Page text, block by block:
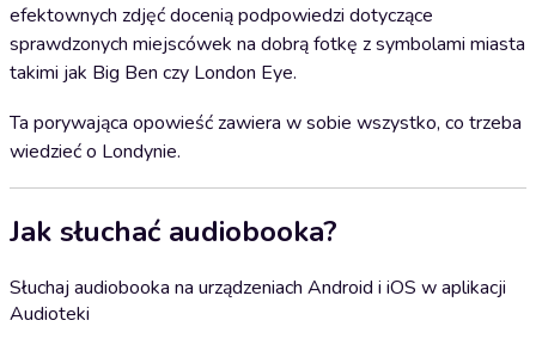
efektownych zdjęć docenią podpowiedzi dotyczące
sprawdzonych miejscówek na dobrą fotkę z symbolami miasta
takimi jak Big Ben czy London Eye.
Ta porywająca opowieść zawiera w sobie wszystko, co trzeba
wiedzieć o Londynie.
Jak słuchać audiobooka?
Słuchaj audiobooka na urządzeniach Android i iOS w aplikacji
Audioteki